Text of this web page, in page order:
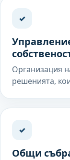
✓
Организация
решенията,
✓
Общи